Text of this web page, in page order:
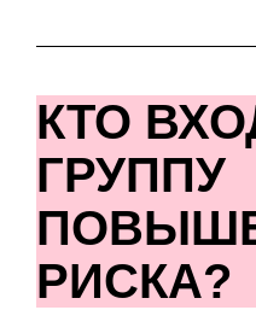
КТО
ГРУППУ
РИСКА?